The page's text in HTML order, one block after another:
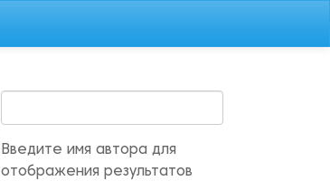
Введите имя автора для
отображения результатов